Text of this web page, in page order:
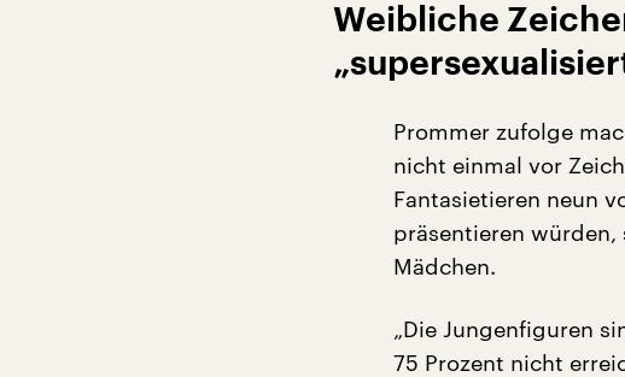
Weibliche
Prommer zufolge
nicht einmal vor
Fantasietieren neun
präsentieren würden,
Mädchen.
„Die Jungenfiguren
75 Prozent nicht